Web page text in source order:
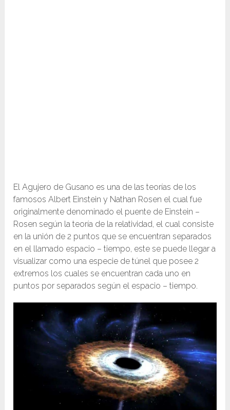
El Agujero de Gusano es una de las teorías de los
famosos Albert Einstein y Nathan Rosen el cual fue
originalmente denominado el puente de Einstein –
Rosen según la teoría de la relatividad, el cual consiste
en la unión de 2 puntos que se encuentran separados
en el llamado espacio – tiempo, este se puede llegar a
visualizar como una especie de túnel que posee 2
extremos los cuales se encuentran cada uno en
puntos por separados según el espacio – tiempo.